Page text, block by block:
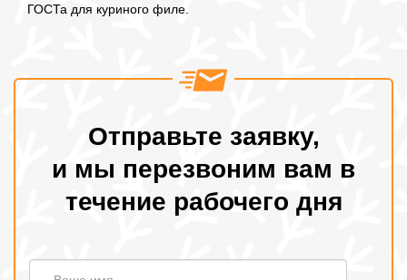
ГОСТа для куриного филе.
Отправьте заявку,
и мы перезвоним вам в
течение рабочего дня